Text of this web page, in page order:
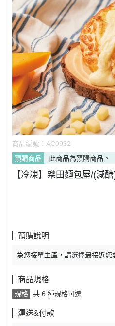
商品編號： AC0932
預購商品
此商品為預購商品。
【冷凍】樂田麵包屋/(減
預購說明
為您接單生產，請選擇最接近您
商品規格
規格 共 6 種規格可選
運送&付款